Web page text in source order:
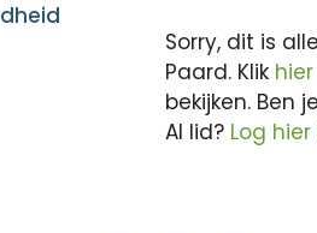
Sorry, dit is
Paard. Klik hier
bekijken. Ben
Al lid? Log hier